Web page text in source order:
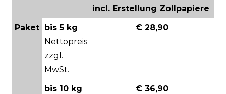
incl. Erstellung Zollpapiere
Paket bis 5 kg
Nettopreis
zzgl.
MwSt.
€ 28,90
bis 10 kg
€ 36,90